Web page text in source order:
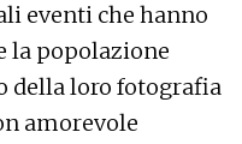
eventi che hanno
la popolazione
della loro fotografia
amorevole